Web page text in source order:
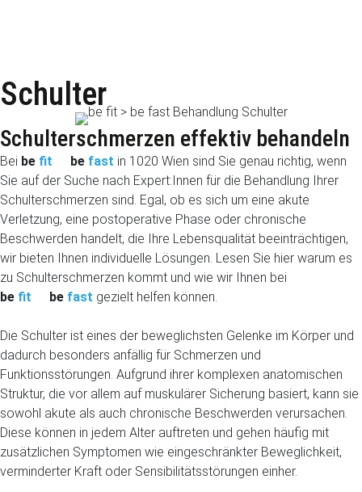
Schulter
Schulterschmerzen effektiv behandeln
Bei be fit be fast in 1020 Wien sind Sie genau richtig, wenn
Sie auf der Suche nach Expert:Innen für die Behandlung Ihrer
Schulterschmerzen sind. Egal, ob es sich um eine akute
Verletzung, eine postoperative Phase oder chronische
Beschwerden handelt, die Ihre Lebensqualität beeinträchtigen,
wir bieten Ihnen individuelle Lösungen. Lesen Sie hier warum es
zu Schulterschmerzen kommt und wie wir Ihnen bei
be fit be fast gezielt helfen können.
Die Schulter ist eines der beweglichsten Gelenke im Körper und
dadurch besonders anfällig für Schmerzen und
Funktionsstörungen. Aufgrund ihrer komplexen anatomischen
Struktur, die vor allem auf muskulärer Sicherung basiert, kann sie
sowohl akute als auch chronische Beschwerden verursachen.
Diese können in jedem Alter auftreten und gehen häufig mit
zusätzlichen Symptomen wie eingeschränkter Beweglichkeit,
verminderter Kraft oder Sensibilitätsstörungen einher.